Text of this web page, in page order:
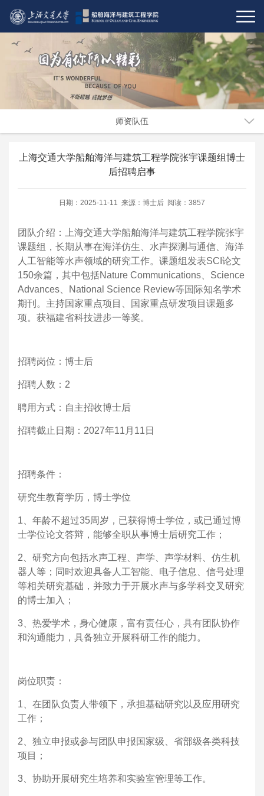
师资队伍
上海交通大学船舶海洋与建筑工程学院张宇课题组博士
后招聘启事
日期：2025-11-11 来源：博士后 阅读：3857
团队介绍：
上海交通大学船舶海洋与建筑工程学院张宇
课题组，长期从事在海洋仿生、水声探测与通信、海洋
人工智能等水声领域的研究工作。课题组发表SCI 论文
150余篇，其中包括Nature Communications
Science
Advances
National Science Review等国际知名学术
期刊。主持国家重点项目、国家重点研发项目课题多
项。获福建省科技进步一等奖。
招聘岗位： 博士后
招聘人数： 2
聘用方式： 自主招收博士后
招聘截止日期： 2027年11 月 11 日
招聘条件：
研究生教育学历，博士学位
1 、年龄不超过35周岁，已获得博士学位，或已通过博
士学位论文答辩，能够全职从事博士后研究工作；
2 、研究方向包括水声工程、声学、声学材料、仿生机
器人等；同时欢迎具备人工智能、电子信息、信号处理
等相关研究基础，并致力于开展水声与多学科交叉研究
的博士加入；
3 、热爱学术，身心健康，富有责任心，具有团队协作
和沟通能力，具备独立开展科研工作的能力。
岗位职责：
1 、在团队负责人带领下，承担基础研究以及应用研究
工作；
2 、独立申报或参与团队申报国家级、省部级各类科技
项目；
3 、协助开展研究生培养和实验室管理等工作。